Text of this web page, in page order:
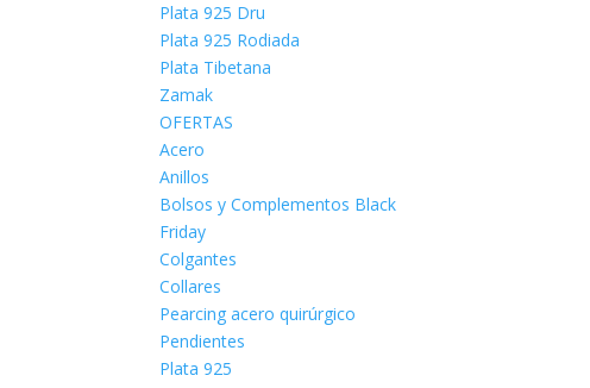
Plata 925 Dru
Plata 925 Rodiada
Plata Tibetana
Zamak
OFERTAS
Acero
Anillos
Bolsos y Complementos Black
Friday
Colgantes
Collares
Pearcing acero quirúrgico
Pendientes
Plata 925